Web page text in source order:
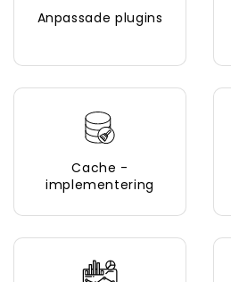
Anpassade plugins
Cache -
implementering